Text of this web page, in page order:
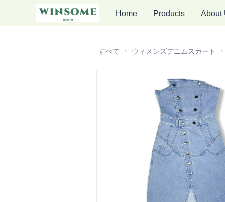
Home Products About
すべて ウィメンズデニムスカート